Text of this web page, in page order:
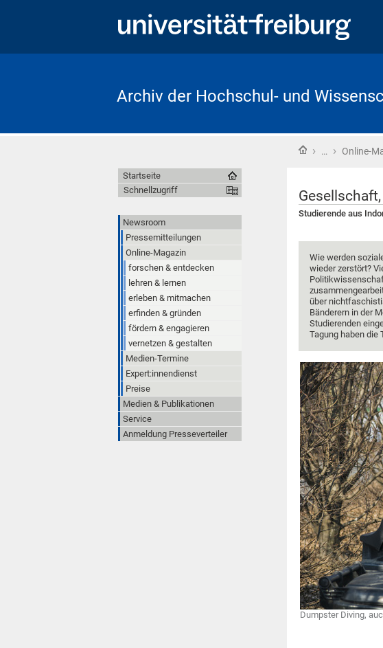
Archiv der Hochschul- und
Startseite
› … › Online-
Studierende aus
Wie werden
wieder zerstört?
über
Bänderern in der
Studierenden
Tagung haben die
Dumpster Diving,
Startseite
Schnellzugriff
Newsroom
Pressemitteilungen
Online-Magazin
forschen & entdecken
lehren & lernen
erleben & mitmachen
erfinden & gründen
fördern & engagieren
vernetzen & gestalten
Medien-Termine
Expert:innendienst
Preise
Medien & Publikationen
Service
Anmeldung Presseverteiler